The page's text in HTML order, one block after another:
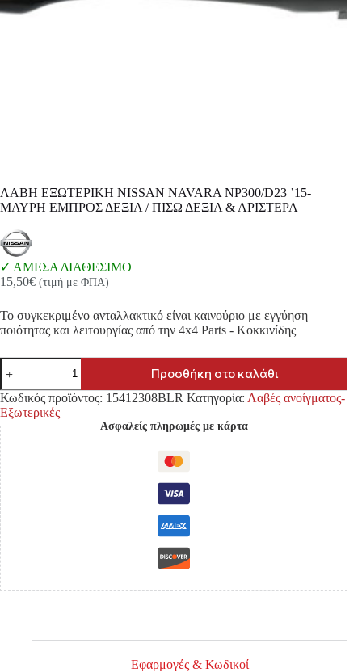
ΛΑΒΗ ΕΞΩΤΕΡΙΚΗ NISSAN NAVARA NP300/D23 ’15-
ΜΑΥΡΗ ΕΜΠΡΟΣ ΔΕΞΙΑ / ΠΙΣΩ ΔΕΞΙΑ & ΑΡΙΣΤΕΡΑ
ΑΜΕΣΑ ΔΙΑΘΕΣΙΜΟ
15,50€ (τιμή με ΦΠΑ)
Το συγκεκριμένο ανταλλακτικό είναι καινούριο με εγγύηση
ποιότητας και λειτουργίας από την 4x4 Parts - Κοκκινίδης
ΛΑΒΗ
ΕΞΩΤΕΡΙΚΗ
NISSAN
NAVARA
NP300/D23
'15-
ΜΑΥΡΗ
ΕΜΠΡΟΣ
ΔΕΞΙΑ
/
ΠΙΣΩ
ΔΕΞΙΑ
&
ΑΡΙΣΤΕΡΑ
ποσότητα
Προσθήκη στο καλάθι
Κωδικός προϊόντος: 15412308BLR Κατηγορία: Λαβές ανοίγματος-
Εξωτερικές
Ασφαλείς πληρωμές με κάρτα
Εφαρμογές & Κωδικοί